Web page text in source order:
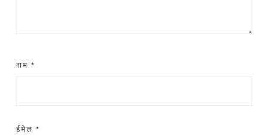
नाम *
ईमेल *